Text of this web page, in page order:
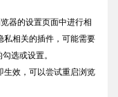
器的设置页面中进行相
私相关的插件，可能需要
选或设置。
生效，可以尝试重启浏览